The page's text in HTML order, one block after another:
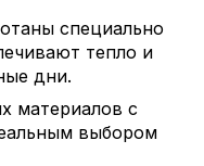
специально
тепло и
дни.
материалов с
выбором